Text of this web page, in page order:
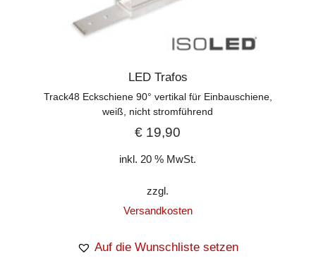
LED Trafos
Track48 Eckschiene 90° vertikal für Einbauschiene,
weiß, nicht stromführend
€ 19,90
inkl. 20 % MwSt.
zzgl.
Versandkosten
Auf die Wunschliste setzen